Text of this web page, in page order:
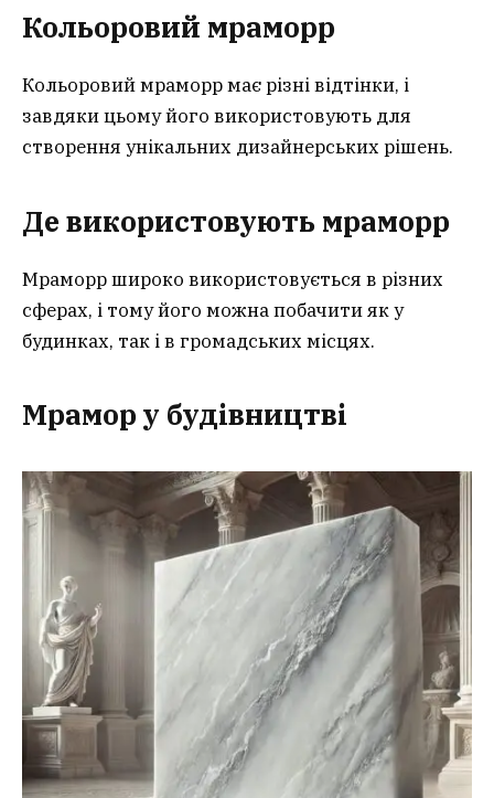
Кольоровий мраморр
Кольоровий мраморр має різні відтінки, і
завдяки цьому його використовують для
створення унікальних дизайнерських рішень.
Де використовують мраморр
Мраморр широко використовується в різних
сферах, і тому його можна побачити як у
будинках, так і в громадських місцях.
Мрамор у будівництві